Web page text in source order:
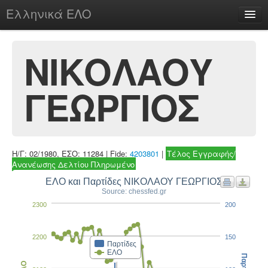
Ελληνικά ΕΛΟ
chesstu.be @ discord
Login
ΝΙΚΟΛΑΟΥ
ΓΕΩΡΓΙΟΣ
Η/Γ: 02/1980, ΕΣΟ: 11284 | Fide: 4203801 | Τέλος Εγγραφής/
Ανανέωσης Δελτίου Πληρωμένο
ΕΛΟ και Παρτίδες ΝΙΚΟΛΑΟΥ ΓΕΩΡΓΙΟΣ
Source: chessfed.gr
Παρτίδες
ΕΛΟ
2200
2300
150
200